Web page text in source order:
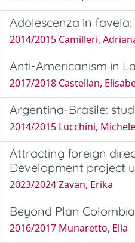
Adolescenza in
2014/2015 Camilleri,
Anti-Americanism in
2017/2018 Castellan,
Argentina-Brasile:
2014/2015 Lucchini, Michele
Attracting foreign
Development project
2023/2024 Zavan, Erika
Beyond Plan
2016/2017 Munaretto, Elia